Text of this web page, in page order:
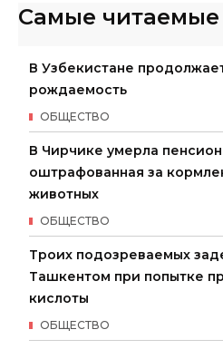
Самые читаемые
В Узбекистане
рождаемость
ОБЩЕСТВО
В Чирчике умерла
оштрафованная за
животных
ОБЩЕСТВО
Троих подозреваемых
Ташкентом при попытке
кислоты
ОБЩЕСТВО